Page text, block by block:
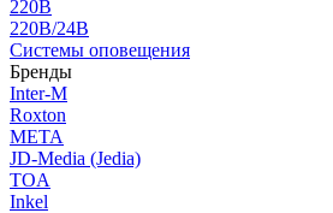
220В
220В/24В
Системы оповещения
Бренды
Inter-M
Roxton
МЕТА
JD-Media (Jedia)
TOA
Inkel